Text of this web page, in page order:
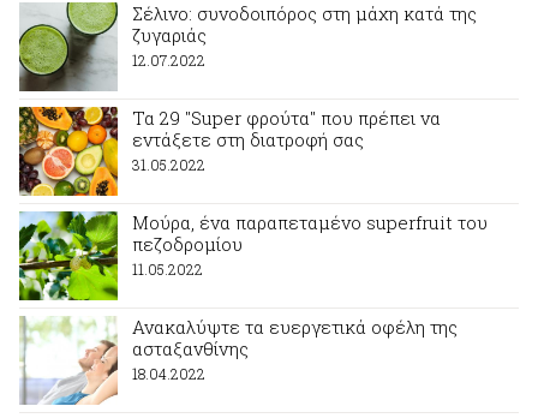
Σέλινο: συνοδοιπόρος στη μάχη κατά της
ζυγαριάς
12.07.2022
Τα 29 "Super φρούτα" που πρέπει να
εντάξετε στη διατροφή σας
31.05.2022
Μούρα, ένα παραπεταμένο superfruit του
πεζοδρομίου
11.05.2022
Ανακαλύψτε τα ευεργετικά οφέλη της
ασταξανθίνης
18.04.2022